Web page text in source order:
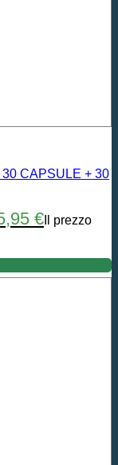
CAPSULE + 30
€ Il prezzo